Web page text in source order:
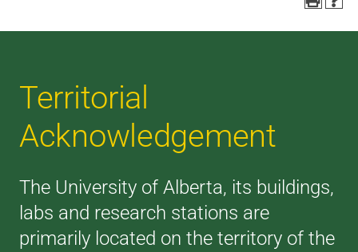
Territorial
Acknowledgement
The University of Alberta, its buildings,
labs and research stations are
primarily located on the territory of the